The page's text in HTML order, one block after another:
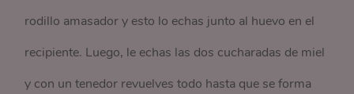
rodillo amasador y esto lo echas junto al huevo en el
recipiente. Luego, le echas las dos cucharadas de miel
y con un tenedor revuelves todo hasta que se forma